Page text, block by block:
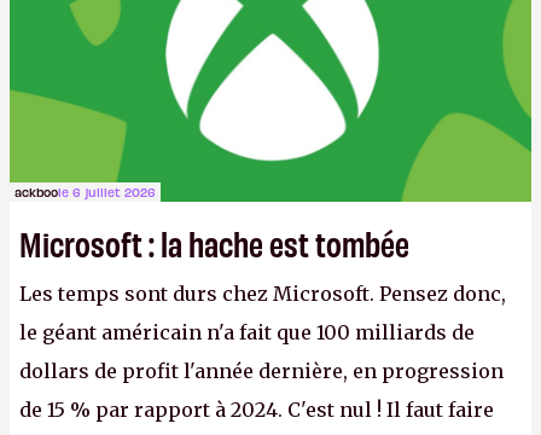
ackboole 6 juillet 2026
Microsoft : la hache est tombée
Les temps sont durs chez Microsoft. Pensez donc,
le géant américain n'a fait que 100 milliards de
dollars de profit l'année dernière, en progression
de 15 % par rapport à 2024. C'est nul ! Il faut faire